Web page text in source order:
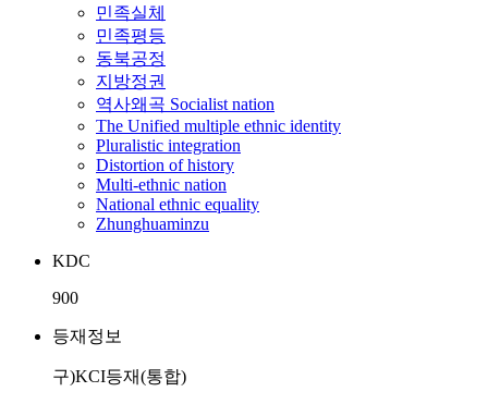
민족실체
민족평등
동북공정
지방정권
역사왜곡 Socialist nation
The Unified multiple ethnic identity
Pluralistic integration
Distortion of history
Multi-ethnic nation
National ethnic equality
Zhunghuaminzu
KDC
900
등재정보
구)KCI등재(통합)